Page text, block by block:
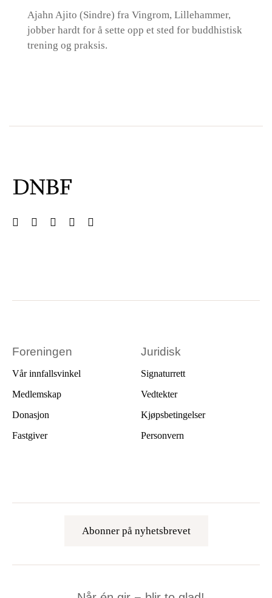
Ajahn Ajito (Sindre) fra Vingrom, Lillehammer,
jobber hardt for å sette opp et sted for buddhistisk
trening og praksis.
Foreningen
Vår innfallsvinkel
Medlemskap
Donasjon
Fastgiver
Juridisk
Signaturrett
Vedtekter
Kjøpsbetingelser
Personvern
Abonner på nyhetsbrevet